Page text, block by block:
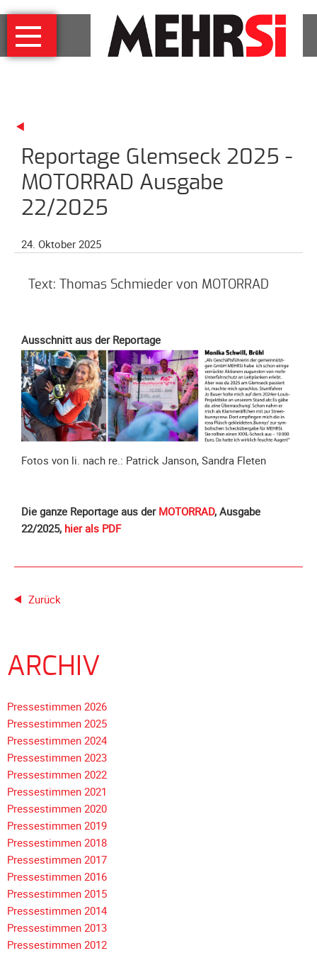
Navigation
überspringen
MEHRSi
Wer
Ziel
und
Strategie
Schirmherrschaft
für
Förderer
werden
Fördererdaten
ändern
Gewerbliche
Förderer
Flyer
Achte
auf
Merchandise
Aktionen
Unterfahrschutz
Unterfahrschutz
Erfolge
Unterfahrschutz
-
Technik
Unterfahrschutz
-
Kompatibilität
Unterfahrschutz
-
mit
in
Absenkung
Streckensicherung
Reportage Glemseck 2025 -
MOTORRAD Ausgabe
22/2025
24. Oktober 2025
Text: Thomas Schmieder von MOTORRAD
Ausschnitt aus der Reportage
Fotos von li. nach re.: Patrick Janson, Sandra Fleten
Die ganze Reportage aus der MOTORRAD, Ausgabe
22/2025, hier als PDF
Zurück
ARCHIV
Pressestimmen 2026
Pressestimmen 2025
Pressestimmen 2024
Pressestimmen 2023
Pressestimmen 2022
Pressestimmen 2021
Pressestimmen 2020
Pressestimmen 2019
Pressestimmen 2018
Navigation
überspringen
Pressestimmen 2017
Pressestimmen 2016
Pressestimmen 2015
Pressestimmen 2014
Pressestimmen 2013
Pressestimmen 2012